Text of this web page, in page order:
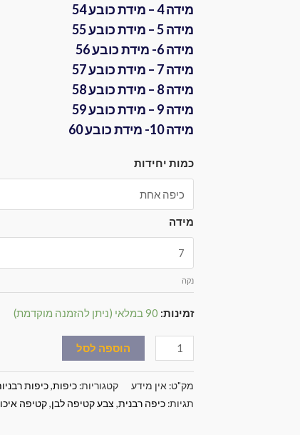
מידה 4 – מידת כובע 54
מידה 5 – מידת כובע 55
מידה 6- מידת כובע 56
מידה 7 – מידת כובע 57
מידה 8 – מידת כובע 58
מידה 9 – מידת כובע 59
מידה 10- מידת כובע 60
כמות יחידות
מידה
נקה
זמינות: 90 במלאי (ניתן להזמנה מוקדמת)
הוספה לסל
מק"ט: אין מידע קטגוריות: כיפות,כיפות
תגיות: כיפה רבנית, צבע קטיפה לבן,קטיפה